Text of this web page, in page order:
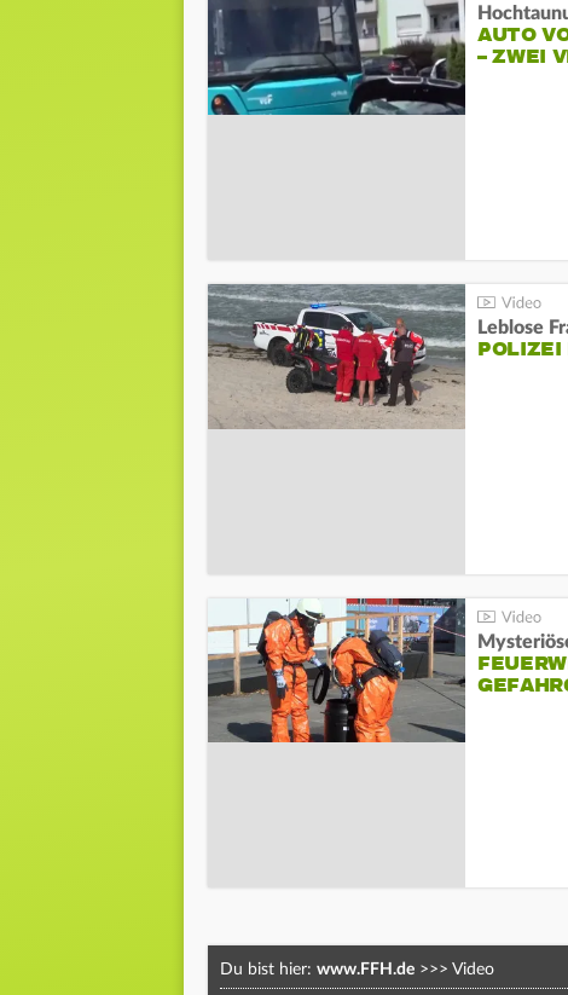
AUTO
– ZWEI
Leblose
POLIZEI
Du bist hier: www.FFH.de >>> Video